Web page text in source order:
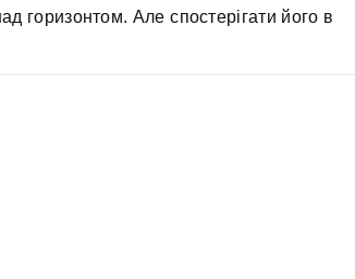
горизонтом. Але спостерігати його в